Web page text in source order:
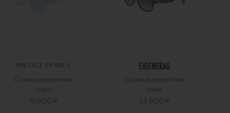
VINTAGE FRAMES
Солнцезащитные
очки
41 600 ₽
Солнцезащитные
очки
24 800 ₽